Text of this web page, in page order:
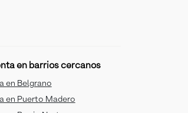
en barrios cercanos
en Belgrano
en Puerto Madero